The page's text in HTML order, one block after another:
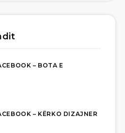
– BOTA E
– KËRKO DIZAJNER